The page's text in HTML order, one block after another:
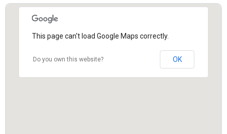
This page can't load Google Maps correctly.
Do you own this website? OK